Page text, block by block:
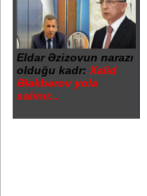
Eldar Əzizovun narazı
olduğu kadr: Xalid
Ələkbərov yola
salınır...